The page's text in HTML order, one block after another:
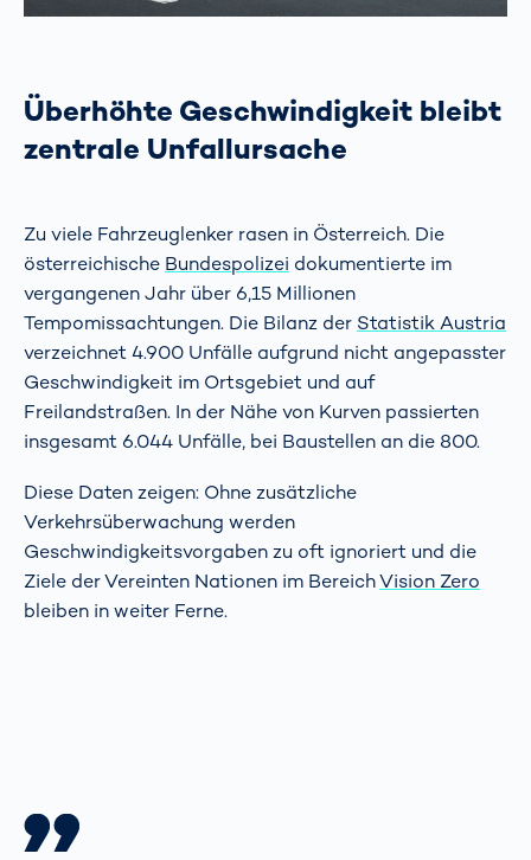
Überhöhte Geschwindigkeit bleibt
zentrale Unfallursache
Zu viele Fahrzeuglenker rasen in Österreich. Die
österreichische Bundespolizei dokumentierte im
vergangenen Jahr über 6,15 Millionen
Tempomissachtungen. Die Bilanz der Statistik Austria
verzeichnet 4.900 Unfälle aufgrund nicht angepasster
Geschwindigkeit im Ortsgebiet und auf
Freilandstraßen. In der Nähe von Kurven passierten
insgesamt 6.044 Unfälle, bei Baustellen an die 800.
Diese Daten zeigen: Ohne zusätzliche
Verkehrsüberwachung werden
Geschwindigkeitsvorgaben zu oft ignoriert und die
Ziele der Vereinten Nationen im BereichVision Zero
bleiben in weiter Ferne.